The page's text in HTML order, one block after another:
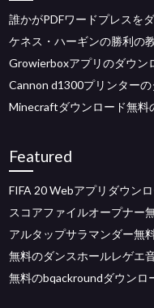
誰かがPDFワードプレスを
ケネス・ハーギンの勝利の
Growierboxアプリのダウン
Cannon d1300プリンター
Minecraftダウンロード無料
Featured
FIFA 20 Webアプリダウン
スコアファイルオープナー
アルタップサラマンダー無
無料のダンスホールレゲエ
無料のbqackroundダウンロ